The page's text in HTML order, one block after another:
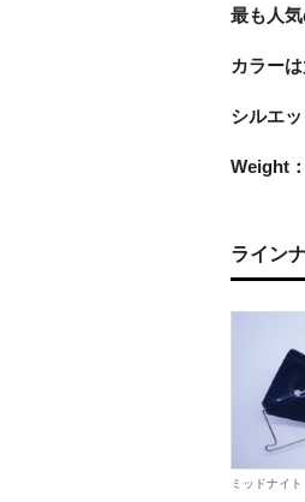
最も人
カラー
シルエ
Weight
ライン
ミッドナイト